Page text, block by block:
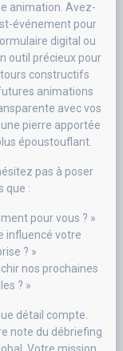
animation. Avez-
événement pour
digital ou
outil précieux pour
constructifs
animations
avec vos
pierre apportée
époustouflant.
pas à poser
que :
pour vous ? »
influencé votre
? »
nos prochaines
? »
détail compte.
note du débriefing